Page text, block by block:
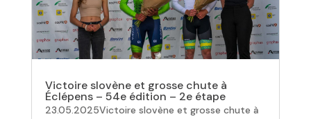
Victoire slovène et grosse chute à
Éclépens – 54e édition – 2e étape
23.05.2025Victoire slovène et grosse chute à